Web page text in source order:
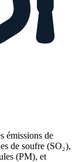
émissions de
de soufre (SO₂),
(PM), et